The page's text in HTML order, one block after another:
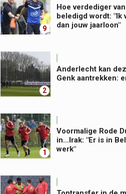
9
Hoe verdediger
beledigd wordt: "Ik
dan jouw jaarloon"
2
Anderlecht kan
Genk aantrekken:
1
Voormalige Rode
in...Irak: "Er is in
werk"